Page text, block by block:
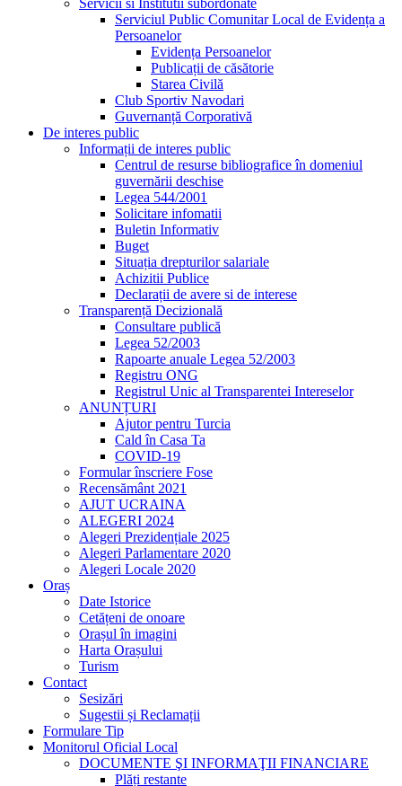
Servicii si Institutii subordonate
Serviciul Public Comunitar Local de Evidența a
Persoanelor
Evidența Persoanelor
Publicații de căsătorie
Starea Civilă
Club Sportiv Navodari
Guvernanță Corporativă
De interes public
Informații de interes public
Centrul de resurse bibliografice în domeniul
guvernării deschise
Legea 544/2001
Solicitare infomatii
Buletin Informativ
Buget
Situația drepturilor salariale
Achizitii Publice
Declarații de avere si de interese
Transparență Decizională
Consultare publică
Legea 52/2003
Rapoarte anuale Legea 52/2003
Registru ONG
Registrul Unic al Transparentei Intereselor
ANUNȚURI
Ajutor pentru Turcia
Cald în Casa Ta
COVID-19
Formular înscriere Fose
Recensământ 2021
AJUT UCRAINA
ALEGERI 2024
Alegeri Prezidențiale 2025
Alegeri Parlamentare 2020
Alegeri Locale 2020
Oraș
Date Istorice
Cetățeni de onoare
Orașul în imagini
Harta Orașului
Turism
Contact
Sesizări
Sugestii și Reclamații
Formulare Tip
Monitorul Oficial Local
DOCUMENTE ŞI INFORMAŢII FINANCIARE
Plăți restante